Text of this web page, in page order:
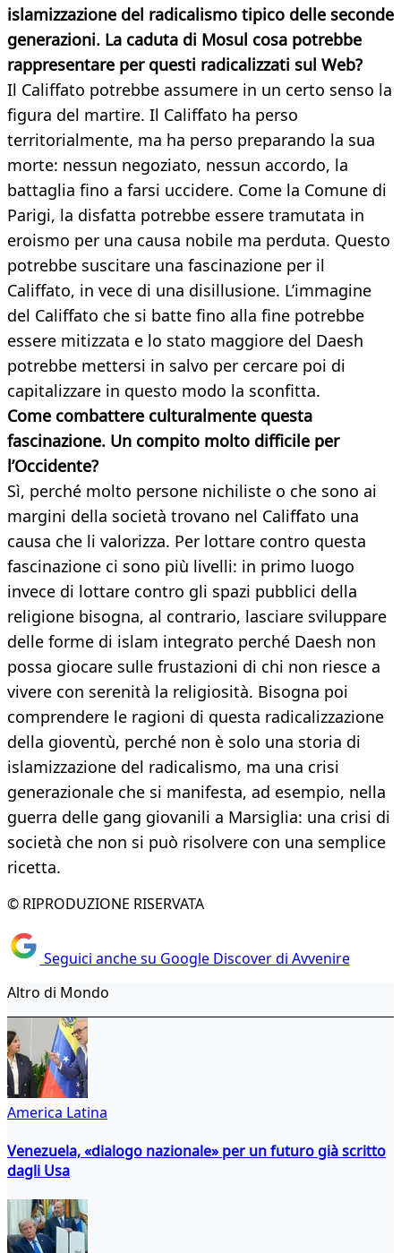
islamizzazione del radicalismo tipico delle seconde
generazioni. La caduta di Mosul cosa potrebbe
rappresentare per questi radicalizzati sul Web?
Il Califfato potrebbe assumere in un certo senso la
figura del martire. Il Califfato ha perso
territorialmente, ma ha perso preparando la sua
morte: nessun negoziato, nessun accordo, la
battaglia fino a farsi uccidere. Come la Comune di
Parigi, la disfatta potrebbe essere tramutata in
eroismo per una causa nobile ma perduta. Questo
potrebbe suscitare una fascinazione per il
Califfato, in vece di una disillusione. L’immagine
del Califfato che si batte fino alla fine potrebbe
essere mitizzata e lo stato maggiore del Daesh
potrebbe mettersi in salvo per cercare poi di
capitalizzare in questo modo la sconfitta.
Come combattere culturalmente questa
fascinazione. Un compito molto difficile per
l’Occidente?
Sì, perché molto persone nichiliste o che sono ai
margini della società trovano nel Califfato una
causa che li valorizza. Per lottare contro questa
fascinazione ci sono più livelli: in primo luogo
invece di lottare contro gli spazi pubblici della
religione bisogna, al contrario, lasciare sviluppare
delle forme di islam integrato perché Daesh non
possa giocare sulle frustazioni di chi non riesce a
vivere con serenità la religiosità. Bisogna poi
comprendere le ragioni di questa radicalizzazione
della gioventù, perché non è solo una storia di
islamizzazione del radicalismo, ma una crisi
generazionale che si manifesta, ad esempio, nella
guerra delle gang giovanili a Marsiglia: una crisi di
società che non si può risolvere con una semplice
ricetta.
© RIPRODUZIONE RISERVATA
Seguici anche su Google Discover di Avvenire
Altro di Mondo
America Latina
Venezuela, «dialogo nazionale» per un futuro già scritto
dagli Usa